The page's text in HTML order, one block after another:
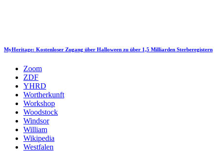
MyHeritage: Kostenloser Zugang über Halloween zu über 1,5 Milliarden Sterberegistern
Zoom
ZDF
YHRD
Wortherkunft
Workshop
Woodstock
Windsor
William
Wikipedia
Westfalen